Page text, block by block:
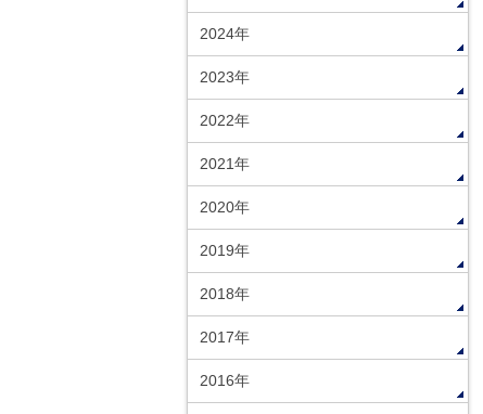
2024年
2023年
2022年
2021年
2020年
2019年
2018年
2017年
2016年